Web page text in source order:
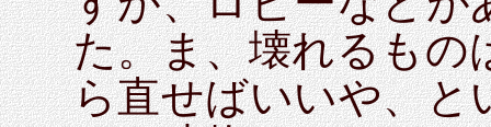
た。ま、壊れるもの
ら直せばいいや、と